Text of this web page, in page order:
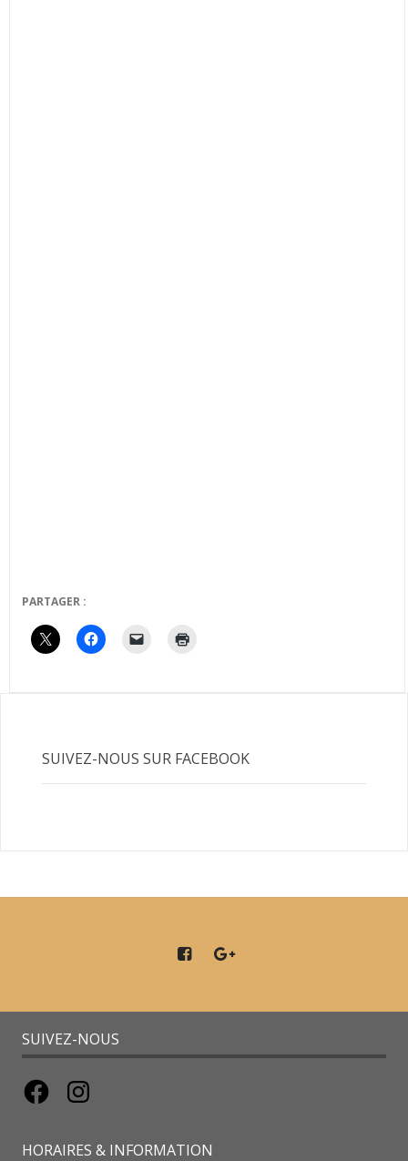
PARTAGER :
SUIVEZ-NOUS SUR FACEBOOK
SUIVEZ-NOUS
FacebookInstagram
HORAIRES & INFORMATION